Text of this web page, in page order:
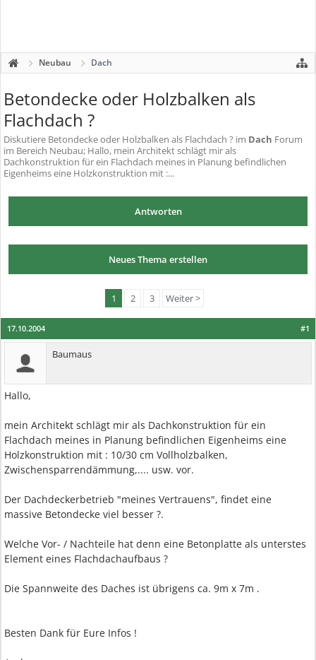
Neubau Dach
Betondecke oder Holzbalken als
Flachdach ?
Diskutiere Betondecke oder Holzbalken als Flachdach ? im Dach Forum
im Bereich Neubau; Hallo, mein Architekt schlägt mir als
Dachkonstruktion für ein Flachdach meines in Planung befindlichen
Eigenheims eine Holzkonstruktion mit :...
Antworten
Neues Thema erstellen
1 2 3 Weiter >
#1
17.10.2004
Baumaus
Hallo,
mein Architekt schlägt mir als Dachkonstruktion für ein
Flachdach meines in Planung befindlichen Eigenheims eine
Holzkonstruktion mit : 10/30 cm Vollholzbalken,
Zwischensparrendämmung,.... usw. vor.
Der Dachdeckerbetrieb "meines Vertrauens", findet eine
massive Betondecke viel besser ?.
Welche Vor- / Nachteile hat denn eine Betonplatte als unterstes
Element eines Flachdachaufbaus ?
Die Spannweite des Daches ist übrigens ca. 9m x 7m .
Besten Dank für Eure Infos !